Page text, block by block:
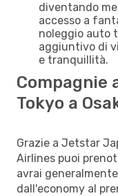
diventando
accesso a
noleggio auto
aggiuntivo di
e tranquillità.
Compagnie
Tokyo a
Grazie a Jetstar
Airlines puoi
avrai
dall'economy al